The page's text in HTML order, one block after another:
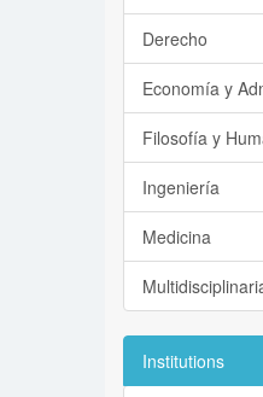
Derecho
Economía y
Filosofía y
Ingeniería
Medicina
Institutions